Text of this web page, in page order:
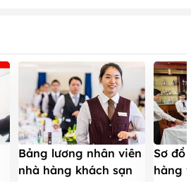
Bảng lương nhân viên
nhà hàng khách sạn
Sơ đồ
hàng